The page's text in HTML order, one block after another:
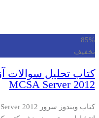
85%
تخفیف
MCSA Server 2012